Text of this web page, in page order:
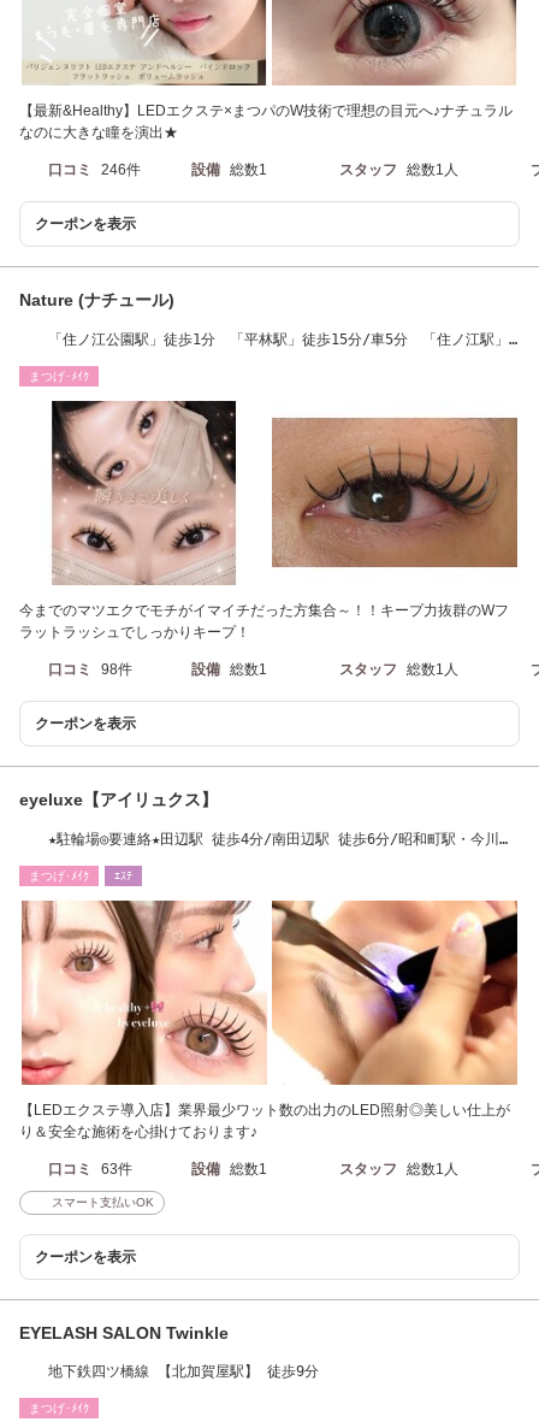
【最新&Healthy】LEDエクステ×まつパのW技術で理想の目元へ♪ナチュラル
なのに大きな瞳を演出★
口コミ 246件 設備 総数1 スタッフ 総数1人
クーポンを表示
Nature (ナチュール)
「住ノ江公園駅」徒歩1分 「平林駅」徒歩15分/車5分 「住ノ江駅」
まつげ･ﾒｲｸ
今までのマツエクでモチがイマイチだった方集合～！！キープ力抜群のWフ
ラットラッシュでしっかりキープ！
口コミ 98件 設備 総数1 スタッフ 総数1人
クーポンを表示
eyeluxe【アイリュクス】
★駐輪場◎要連絡★田辺駅 徒歩4分/南田辺駅 徒歩6分/昭和町駅・今川駅
まつげ･ﾒｲｸ ｴｽﾃ
【LEDエクステ導入店】業界最少ワット数の出力のLED照射◎美しい仕上が
り＆安全な施術を心掛けております♪
口コミ 63件 設備 総数1 スタッフ 総数1人
スマート支払いOK
クーポンを表示
EYELASH SALON Twinkle
地下鉄四ツ橋線 【北加賀屋駅】 徒歩9分
まつげ･ﾒｲｸ